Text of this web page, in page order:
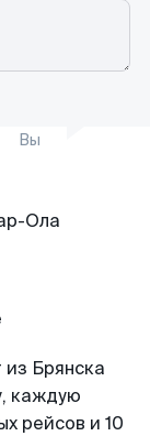
Вы
из Брянска
каждую
рейсов и 10